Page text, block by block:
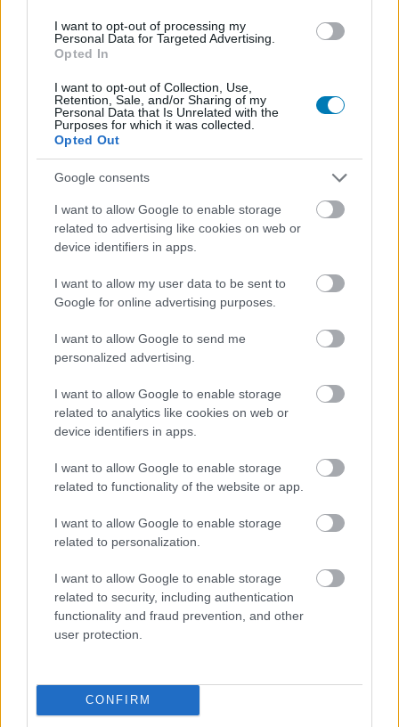
I want to opt-out of processing my
Personal Data for Targeted Advertising.
Opted In
I want to opt-out of Collection, Use,
Retention, Sale, and/or Sharing of my
Personal Data that Is Unrelated with the
Purposes for which it was collected.
Opted Out
Google consents
I want to allow Google to enable storage
related to advertising like cookies on web or
device identifiers in apps.
I want to allow my user data to be sent to
Google for online advertising purposes.
I want to allow Google to send me
personalized advertising.
I want to allow Google to enable storage
related to analytics like cookies on web or
device identifiers in apps.
I want to allow Google to enable storage
related to functionality of the website or app.
I want to allow Google to enable storage
related to personalization.
I want to allow Google to enable storage
related to security, including authentication
functionality and fraud prevention, and other
user protection.
CONFIRM
sorozat.
#mass effect 3 #nyitócím
#kiegészítés
#1080p
#akció
Studiost és az év végén végetér
2012 szeptember 3. 17:24
ismerek ott személyesen, akik nagyon jó arcok
- de az üzleti döntéseik sokszor
elszomorítanak.
Ez volt azAuto Assault esete is, amely szinte napra